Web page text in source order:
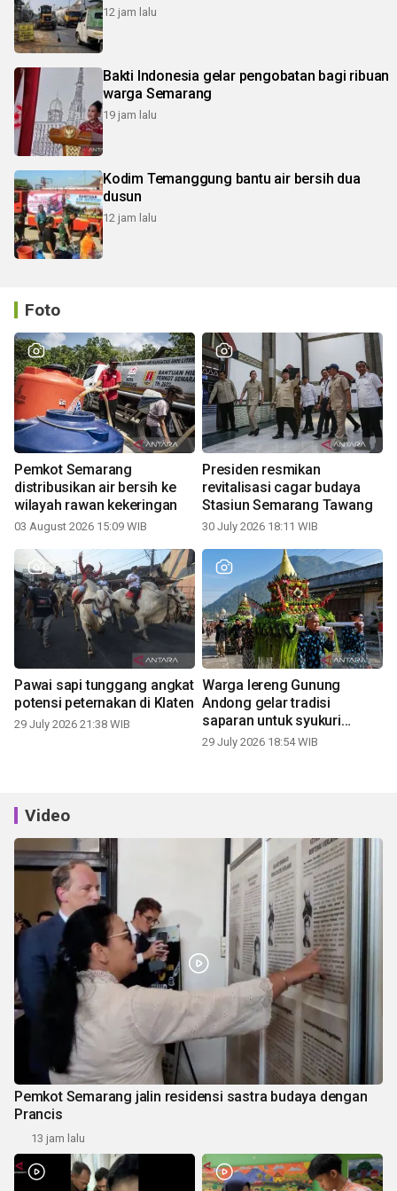
12 jam lalu
Bakti Indonesia gelar pengobatan bagi ribuan
warga Semarang
19 jam lalu
Kodim Temanggung bantu air bersih dua
dusun
12 jam lalu
Foto
Pemkot Semarang
distribusikan air bersih ke
wilayah rawan kekeringan
03 August 2026 15:09 WIB
Presiden resmikan
revitalisasi cagar budaya
Stasiun Semarang Tawang
30 July 2026 18:11 WIB
Pawai sapi tunggang angkat
potensi peternakan di Klaten
29 July 2026 21:38 WIB
Warga lereng Gunung
Andong gelar tradisi
saparan untuk syukuri
panen
29 July 2026 18:54 WIB
Video
Pemkot Semarang jalin residensi sastra budaya dengan
Prancis
13 jam lalu